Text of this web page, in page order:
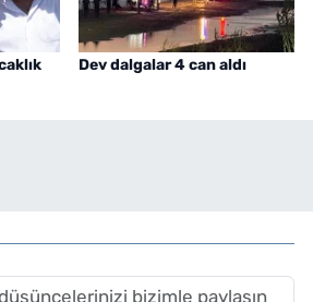
Dev dalgalar 4 can aldı